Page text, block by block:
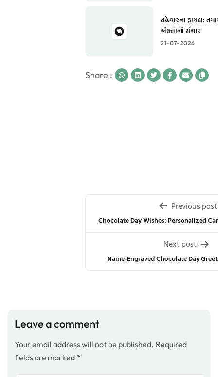
તહેવારના ફાયદા:
એકતાનો સંચાર
21-07-2026
Share :
navigation
Previous post
Chocolate Day Wishes: Personalized
Next post
Name-Engraved Chocolate Day
Leave a comment
Your email address will not be published. Required
fields are marked *